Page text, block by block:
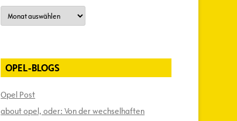
Archiv
OPEL-BLOGS
Opel Post
about opel, oder: Von der wechselhaften